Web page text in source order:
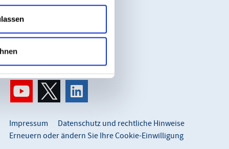
65183 Wiesbaden
0611 360 115-0
Impressum
Datenschutz und rechtliche Hinweise
Erneuern oder ändern Sie Ihre Cookie-Einwilligung